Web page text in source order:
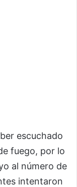
escuchado
fuego, por lo
al número de
intentaron